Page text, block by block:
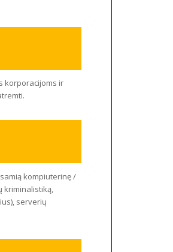
korporacijoms ir
kompiuterinę /
kriminalistiką,
serverių